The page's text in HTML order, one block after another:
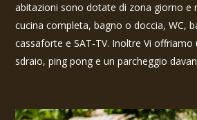
abitazioni sono dotate di zona giorno e
cucina completa, bagno o doccia, WC,
cassaforte e SAT-TV. Inoltre Vi
sdraio, ping pong e un parcheggio